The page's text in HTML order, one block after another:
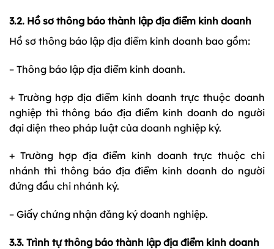
3.2. Hồ sơ thông báo thành lập địa điểm kinh doanh
Hồ sơ thông báo lập địa điểm kinh doanh bao gồm:
– Thông báo lập địa điểm kinh doanh.
+ Trường hợp địa điểm kinh doanh trực thuộc doanh
nghiệp thì thông báo địa điểm kinh doanh do người
đại diện theo pháp luật của doanh nghiệp ký.
+ Trường hợp địa điểm kinh doanh trực thuộc chi
nhánh thì thông báo địa điểm kinh doanh do người
đứng đầu chi nhánh ký.
– Giấy chứng nhận đăng ký doanh nghiệp.
3.3. Trình tự thông báo thành lập địa điểm kinh doanh